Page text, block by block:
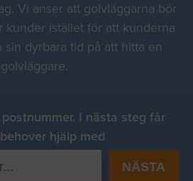
Vi anser att golvläggarna bör
kunder istället för att kunderna
sin dyrbara tid på att hitta en
golvläggare.
I nästa steg får
hjälp med
NÄSTA